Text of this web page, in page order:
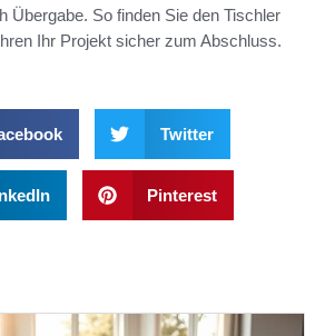
Übergabe. So finden Sie den Tischler
Ihr Projekt sicher zum Abschluss.
Twitter
Pinterest